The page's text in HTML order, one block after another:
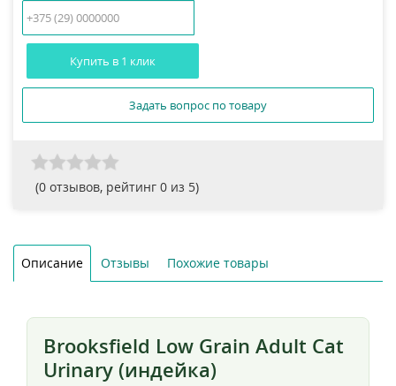
Купить в 1 клик
Задать вопрос по товару
(0 отзывов, рейтинг 0 из 5)
Описание Отзывы Похожие товары
Brooksfield Low Grain Adult Cat
Urinary (индейка)